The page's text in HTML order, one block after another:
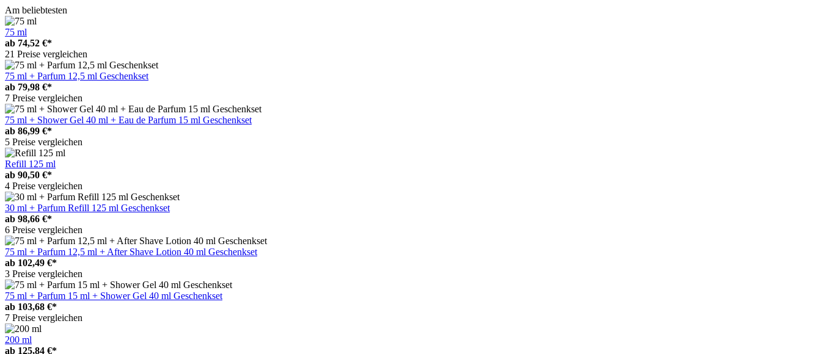
Am beliebtesten
75 ml
ab 74,52 €*
21 Preise vergleichen
75 ml + Parfum 12,5 ml Geschenkset
ab 79,98 €*
7 Preise vergleichen
75 ml + Shower Gel 40 ml + Eau de Parfum 15 ml Geschenkset
ab 86,99 €*
5 Preise vergleichen
Refill 125 ml
ab 90,50 €*
4 Preise vergleichen
30 ml + Parfum Refill 125 ml Geschenkset
ab 98,66 €*
6 Preise vergleichen
75 ml + Parfum 12,5 ml + After Shave Lotion 40 ml Geschenkset
ab 102,49 €*
3 Preise vergleichen
75 ml + Parfum 15 ml + Shower Gel 40 ml Geschenkset
ab 103,68 €*
7 Preise vergleichen
200 ml
ab 125,84 €*